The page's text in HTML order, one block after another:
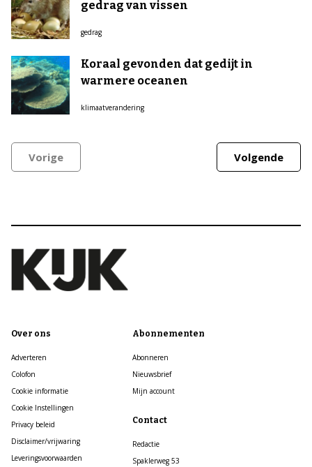
gedrag van vissen
gedrag
Koraal gevonden dat gedijt in
warmere oceanen
klimaatverandering
Vorige Volgende
Over ons
Adverteren
Colofon
Cookie informatie
Cookie Instellingen
Privacy beleid
Disclaimer/vrijwaring
Leveringsvoorwaarden
Abonnementen
Abonneren
Nieuwsbrief
Mijn account
Contact
Redactie
Spaklerweg 53